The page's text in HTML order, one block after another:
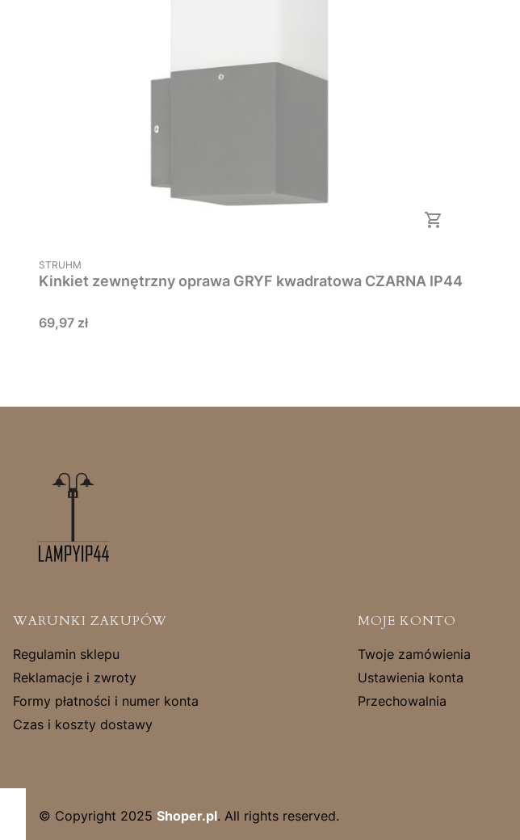
PRODUCENT
STRUHM
Kinkiet zewnętrzny oprawa GRYF kwadratowa CZARNA IP44
Cena
69,97 zł
Linki w stopce
WARUNKI ZAKUPÓW
Regulamin sklepu
Reklamacje i zwroty
Formy płatności i numer konta
Czas i koszty dostawy
MOJE KONTO
Twoje zamówienia
Ustawienia konta
Przechowalnia
© Copyright 2025 Shoper.pl. All rights reserved.